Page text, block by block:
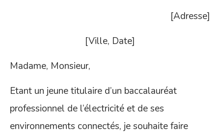
[Adresse]
[Ville, Date]
Madame, Monsieur,
Etant un jeune titulaire d’un baccalauréat
professionnel de l’électricité et de ses
environnements connectés, je souhaite faire